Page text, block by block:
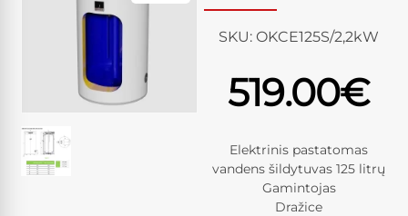
SKU: OKCE125S/2,2kW
519.00€
Elektrinis pastatomas
vandens šildytuvas 125 litrų
Gamintojas
Dražice